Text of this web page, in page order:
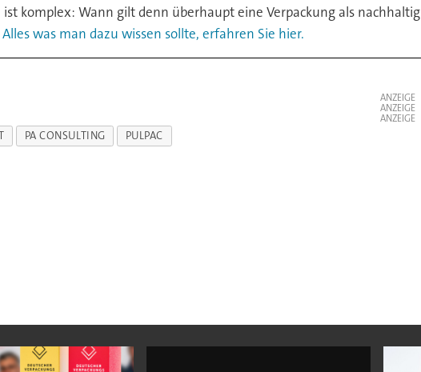
komplex: Wann gilt denn überhaupt eine Verpackung als nachhaltig
Alles was man dazu wissen sollte, erfahren Sie hier.
ANZEIGE
ANZEIGE
ANZEIGE
PA CONSULTING PULPAC